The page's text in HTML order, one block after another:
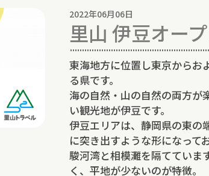
2022年06月06日
里山 伊豆オー
東海地方に位置し東京からお
る県です。
海の自然・山の自然の両方が
い観光地が伊豆です。
伊豆エリアは、静岡県の東の
に突き出すような形になって
駿河湾と相模灘を隔てていま
く、平地が少ないのが特徴。